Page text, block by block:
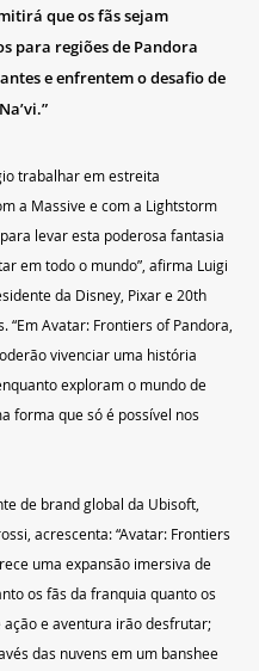
que os fãs sejam
para regiões de Pandora
e enfrentem o desafio de
trabalhar em estreita
a Massive e com a Lightstorm
levar esta poderosa fantasia
em todo o mundo”, afirma Luigi
da Disney, Pixar e 20th
“Em Avatar: Frontiers of Pandora,
vivenciar uma história
exploram o mundo de
forma que só é possível nos
de brand global da Ubisoft,
acrescenta: “Avatar: Frontiers
uma expansão imersiva de
os fãs da franquia quanto os
ação e aventura irão desfrutar;
das nuvens em um banshee